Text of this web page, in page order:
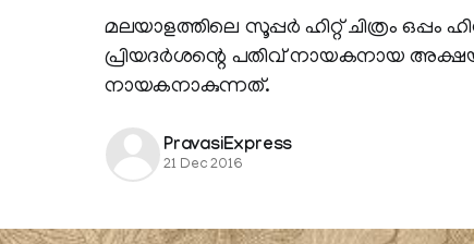
മലയാളത്തിലെ സൂപ്പര്‍ ഹിറ്റ് ചിത്രം ഒപ്പം
പ്രിയദര്‍ശന്റെ പതിവ് നായകനായ അക്ഷയ്
നായകനാകുന്നത്.
PravasiExpress
21 Dec 2016